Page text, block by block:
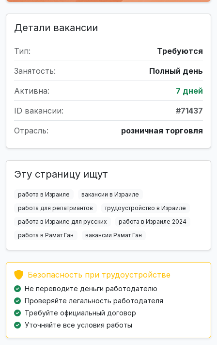
Детали вакансии
Тип: Требуются
Занятость: Полный день
Активна: 7 дней
ID вакансии: #71437
Отрасль: розничная торговля
Эту страницу ищут
работа в Израиле
вакансии в Израиле
работа для репатриантов
трудоустройство в Израиле
работа в Израиле для русских
работа в Израиле 2024
работа в Рамат Ган
вакансии Рамат Ган
Безопасность при трудоустройстве
Не переводите деньги работодателю
Проверяйте легальность работодателя
Требуйте официальный договор
Уточняйте все условия работы